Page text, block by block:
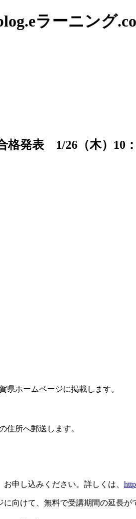
ラーニング
格発表 1/26（木）10
県ホームページに掲載します。
住所へ郵送します。
申し込みください。詳しくは、
向けて、無料で受講期間の延長